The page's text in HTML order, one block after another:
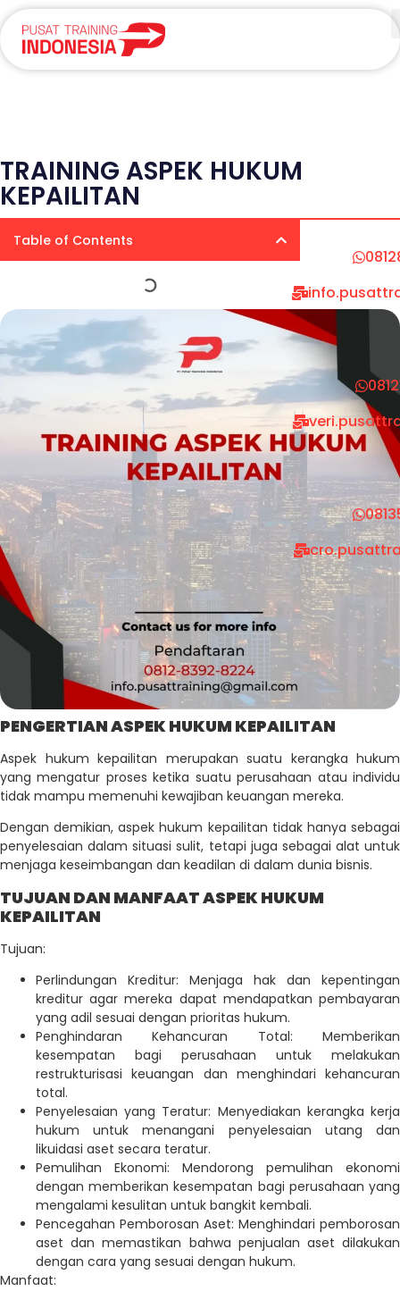
TRAINING ASPEK HUKUM
KEPAILITAN
Table of Contents
PENGERTIAN ASPEK HUKUM KEPAILITAN
Aspek hukum kepailitan merupakan suatu kerangka hukum
yang mengatur proses ketika suatu perusahaan atau individu
tidak mampu memenuhi kewajiban keuangan mereka.
Dengan demikian, aspek hukum kepailitan tidak hanya sebagai
penyelesaian dalam situasi sulit, tetapi juga sebagai alat untuk
menjaga keseimbangan dan keadilan di dalam dunia bisnis.
TUJUAN DAN MANFAAT ASPEK HUKUM
KEPAILITAN
Tujuan:
Perlindungan Kreditur: Menjaga hak dan kepentingan
kreditur agar mereka dapat mendapatkan pembayaran
yang adil sesuai dengan prioritas hukum.
Penghindaran Kehancuran Total: Memberikan
kesempatan bagi perusahaan untuk melakukan
restrukturisasi keuangan dan menghindari kehancuran
total.
Penyelesaian yang Teratur: Menyediakan kerangka kerja
hukum untuk menangani penyelesaian utang dan
likuidasi aset secara teratur.
Pemulihan Ekonomi: Mendorong pemulihan ekonomi
dengan memberikan kesempatan bagi perusahaan yang
mengalami kesulitan untuk bangkit kembali.
Pencegahan Pemborosan Aset: Menghindari pemborosan
aset dan memastikan bahwa penjualan aset dilakukan
dengan cara yang sesuai dengan hukum.
Manfaat: